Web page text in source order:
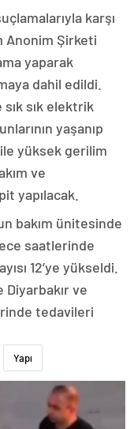
karşı
Anonim Şirketi
yaparak
dahil edildi.
sık elektrik
yaşanıp
ile yüksek gerilim
ve
yapılacak.
bakım ünitesinde
saatlerinde
12’ye yükseldi.
ve
tedavileri
Yapı